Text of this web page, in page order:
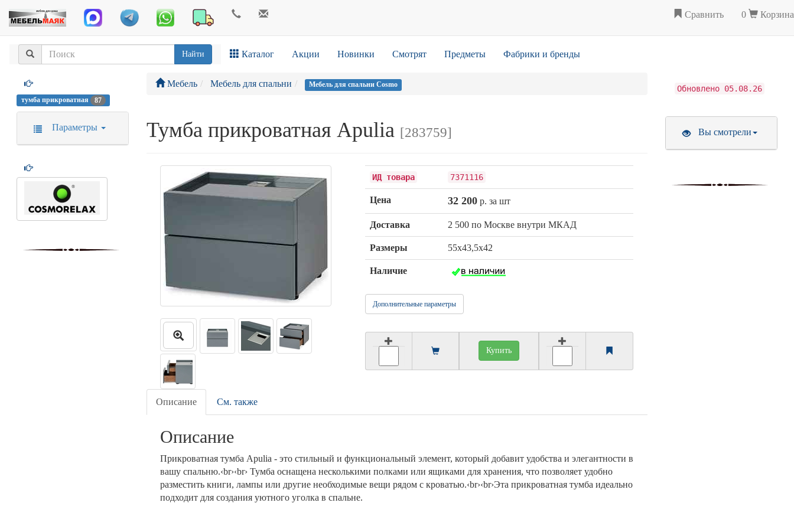
Сравнить 0 Корзина
Найти Каталог Акции Новинки Смотрят Предметы Фабрики и бренды
Мебель Мебель для спальни Мебель для спальни Cosmo
Тумба прикроватная Apulia [283759]
ИД товара 7371116
Цена 32 200р. за шт
Доставка 2 500 по Москве внутри МКАД
Размеры 55х43,5х42
Наличие
Дополнительные параметры
Купить
Описание См. также
Описание
Прикроватная тумба Apulia - это стильный и функциональный элемент, который добавит удобства и элегантности в
вашу спальню.‹br›‹br› Тумба оснащена несколькими полками или ящиками для хранения, что позволяет удобно
разместить книги, лампы или другие необходимые вещи рядом с кроватью.‹br›‹br›Эта прикроватная тумба идеально
подходит для создания уютного уголка в спальне.
тумба прикроватная 87
Параметры
Обновлено 05.08.26
Вы смотрели